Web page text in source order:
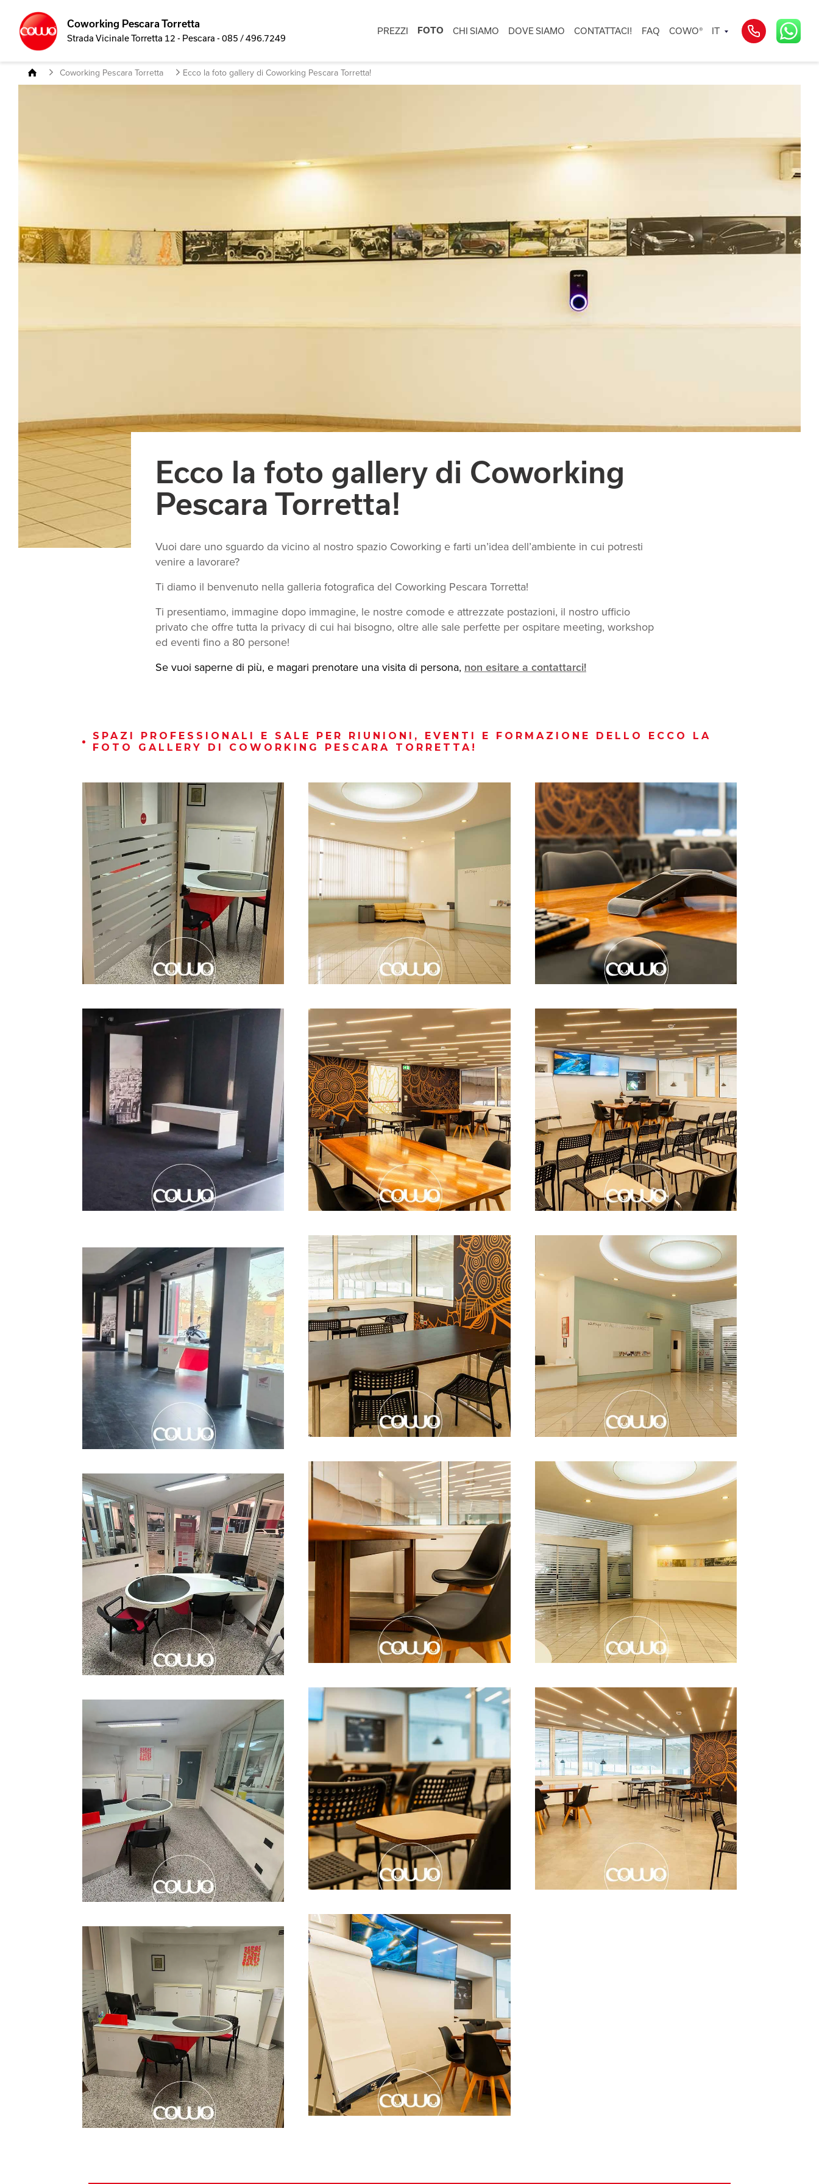
Coworking Pescara Torretta
Strada Vicinale Torretta 12 - Pescara - 085 / 496.7249
PREZZI FOTO CHI SIAMO DOVE SIAMO CONTATTACI! FAQ COWO® IT
Coworking Pescara Torretta Ecco la foto gallery di Coworking Pescara Torretta!
Ecco la foto gallery di Coworking
Pescara Torretta!
Vuoi dare uno sguardo da vicino al nostro spazio Coworking e farti un’idea dell’ambiente in cui potresti
venire a lavorare?
Ti diamo il benvenuto nella galleria fotografica del Coworking Pescara Torretta!
Ti presentiamo, immagine dopo immagine, le nostre comode e attrezzate postazioni, il nostro ufficio
privato che offre tutta la privacy di cui hai bisogno, oltre alle sale perfette per ospitare meeting, workshop
ed eventi fino a 80 persone!
Se vuoi saperne di più, e magari prenotare una visita di persona, non esitare a contattarci!
SPAZI PROFESSIONALI E SALE PER RIUNIONI, EVENTI E FORMAZIONE DELLO ECCO LA
FOTO GALLERY DI COWORKING PESCARA TORRETTA!